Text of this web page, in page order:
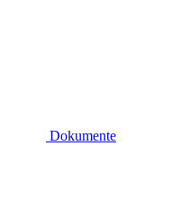
Dokumente